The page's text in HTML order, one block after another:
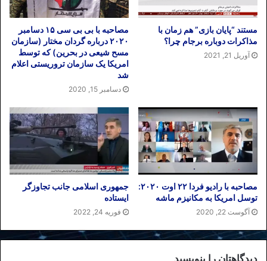
مستند “پایان بازی” هم زمان با
مذاکرات دوباره برجام چرا؟
آوریل 21, 2021
مصاحبه با بی بی سی ۱۵ دسامبر
۲۰۲۰ درباره گردان مختار (سازمان
مسح شیعی در بحرین) که توسط
امریکا یک سازمان تروریستی اعلام
شد
دسامبر 15, 2020
مصاحبه با رادیو فردا ۲۲ اوت ۲۰۲۰:
توسل امریکا به مکانیزم ماشه
آگوست 22, 2020
جمهوری اسلامی جانب تجاوزگر
ایستاده
فوریه 24, 2022
دیدگاهتان را بنویسید